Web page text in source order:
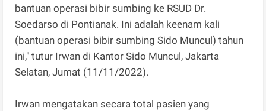
bantuan operasi bibir sumbing ke RSUD Dr.
Soedarso di Pontianak. Ini adalah keenam kali
(bantuan operasi bibir sumbing Sido Muncul) tahun
ini," tutur Irwan di Kantor Sido Muncul, Jakarta
Selatan, Jumat (11/11/2022).
Irwan mengatakan secara total pasien yang